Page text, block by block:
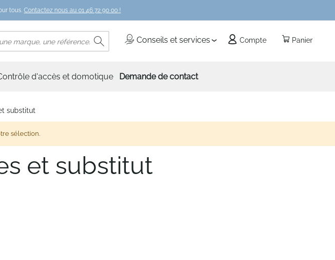
tous. Contactez nous au 01 46 72 90 00 !
Panier
Conseils et services Compte
Rechercher
d'accès et domotique Demande de contact
substitut
et substitut
sélection.